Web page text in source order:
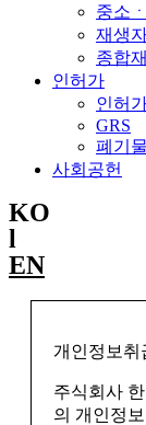
중소
재생
종합
인허가
인허
GRS
폐기
사회공헌
KO
l
EN
개인정보취
주식회사
의 개인정